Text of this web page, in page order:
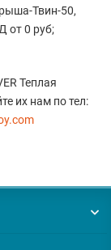
Твин-50,
от 0 руб;
Теплая
их нам по тел: